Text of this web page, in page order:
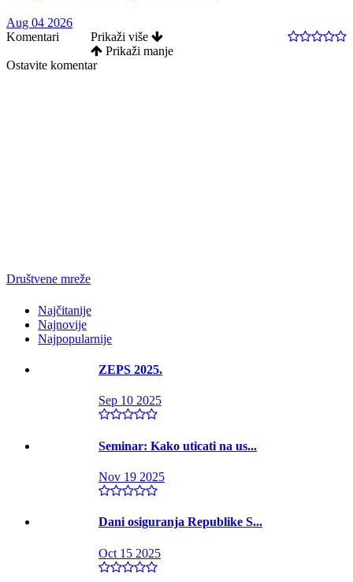
Aug 04 2026
Komentari
Prikaži više
Prikaži manje
Ostavite komentar
Društvene mreže
Najčitanije
Najnovije
Najpopularnije
ZEPS 2025.
Sep 10 2025
Seminar: Kako uticati na us...
Nov 19 2025
Dani osiguranja Republike S...
Oct 15 2025